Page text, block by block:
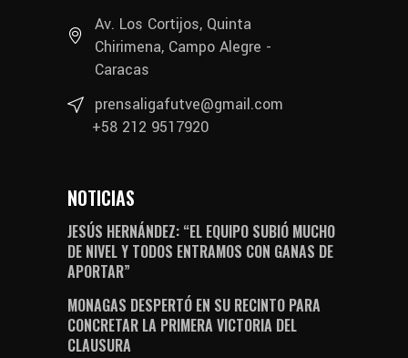
Av. Los Cortijos, Quinta
Chirimena, Campo Alegre -
Caracas
prensaligafutve@gmail.com
+58 212 9517920
NOTICIAS
JESÚS HERNÁNDEZ: “EL EQUIPO SUBIÓ MUCHO
DE NIVEL Y TODOS ENTRAMOS CON GANAS DE
APORTAR”
MONAGAS DESPERTÓ EN SU RECINTO PARA
CONCRETAR LA PRIMERA VICTORIA DEL
CLAUSURA